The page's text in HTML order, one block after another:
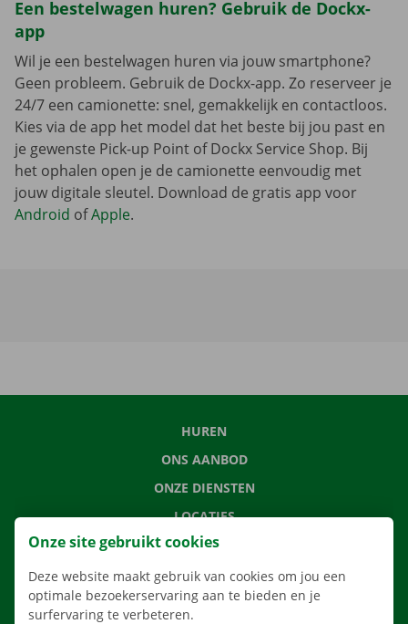
Een bestelwagen huren? Gebruik de Dockx-
app
Wil je een bestelwagen huren via jouw smartphone?
Geen probleem. Gebruik de Dockx-app. Zo reserveer je
24/7 een camionette: snel, gemakkelijk en contactloos.
Kies via de app het model dat het beste bij jou past en
je gewenste Pick-up Point of Dockx Service Shop. Bij
het ophalen open je de camionette eenvoudig met
jouw digitale sleutel. Download de gratis app voor
Android ofApple.
HUREN
ONS AANBOD
ONZE DIENSTEN
LOCATIES
APP
VERHUISOPLOSSINGEN
Onze site gebruikt cookies
Deze website maakt gebruik van cookies om jou een
optimale bezoekerservaring aan te bieden en je
surfervaring te verbeteren.